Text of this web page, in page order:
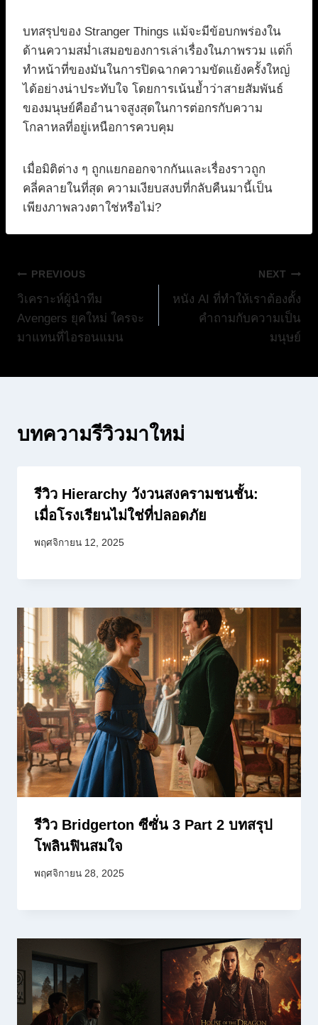
บทสรุปของ Stranger Things แม้จะมีข้อบกพร่องใน
ด้านความสม่ำเสมอของการเล่าเรื่องในภาพรวม แต่ก็
ทำหน้าที่ของมันในการปิดฉากความขัดแย้งครั้งใหญ่
ได้อย่างน่าประทับใจ โดยการเน้นย้ำว่าสายสัมพันธ์
ของมนุษย์คืออำนาจสูงสุดในการต่อกรกับความ
โกลาหลที่อยู่เหนือการควบคุม
เมื่อมิติต่าง ๆ ถูกแยกออกจากกันและเรื่องราวถูก
คลี่คลายในที่สุด ความเงียบสงบที่กลับคืนมานี้เป็น
เพียงภาพลวงตาใช่หรือไม่?
แนะแนว
เรื่อง
PREVIOUS
วิเคราะห์ผู้นำทีม
Avengers ยุคใหม่ ใครจะ
มาแทนที่ไอรอนแมน
NEXT
หนัง AI ที่ทำให้เราต้องตั้ง
คำถามกับความเป็น
มนุษย์
บทความรีวิวมาใหม่
รีวิว Hierarchy วังวนสงครามชนชั้น:
เมื่อโรงเรียนไม่ใช่ที่ปลอดภัย
พฤศจิกายน 12, 2025
รีวิว Bridgerton ซีซั่น 3 Part 2 บทสรุป
โพลินฟินสมใจ
พฤศจิกายน 28, 2025